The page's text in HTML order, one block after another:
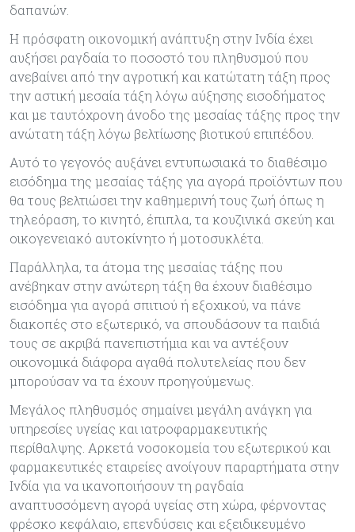
δαπανών.
Η πρόσφατη οικονομική ανάπτυξη στην Ινδία έχει
αυξήσει ραγδαία το ποσοστό του πληθυσμού που
ανεβαίνει από την αγροτική και κατώτατη τάξη προς
την αστική μεσαία τάξη λόγω αύξησης εισοδήματος
και με ταυτόχρονη άνοδο της μεσαίας τάξης προς την
ανώτατη τάξη λόγω βελτίωσης βιοτικού επιπέδου.
Αυτό το γεγονός αυξάνει εντυπωσιακά το διαθέσιμο
εισόδημα της μεσαίας τάξης για αγορά προϊόντων που
θα τους βελτιώσει την καθημερινή τους ζωή όπως η
τηλεόραση, το κινητό, έπιπλα, τα κουζινικά σκεύη και
οικογενειακό αυτοκίνητο ή μοτοσυκλέτα.
Παράλληλα, τα άτομα της μεσαίας τάξης που
ανέβηκαν στην ανώτερη τάξη θα έχουν διαθέσιμο
εισόδημα για αγορά σπιτιού ή εξοχικού, να πάνε
διακοπές στο εξωτερικό, να σπουδάσουν τα παιδιά
τους σε ακριβά πανεπιστήμια και να αντέξουν
οικονομικά διάφορα αγαθά πολυτελείας που δεν
μπορούσαν να τα έχουν προηγούμενως.
Μεγάλος πληθυσμός σημαίνει μεγάλη ανάγκη για
υπηρεσίες υγείας και ιατροφαρμακευτικής
περίθαλψης. Αρκετά νοσοκομεία του εξωτερικού και
φαρμακευτικές εταιρείες ανοίγουν παραρτήματα στην
Ινδία για να ικανοποιήσουν τη ραγδαία
αναπτυσσόμενη αγορά υγείας στη χώρα, φέρνοντας
φρέσκο κεφάλαιο, επενδύσεις και εξειδικευμένο